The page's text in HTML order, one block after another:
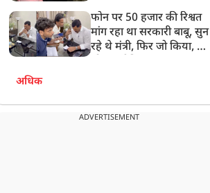
बेटी को गोद लें प्रधानमंत्री
फोन पर 50 हजार की रिश्वत
मांग रहा था सरकारी बाबू, सुन
रहे थे मंत्री, फिर जो किया, वो
अधिक
ADVERTISEMENT